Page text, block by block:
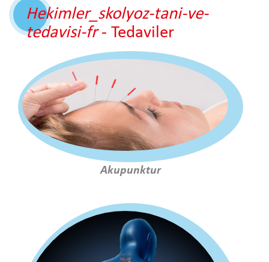
Hekimler_skolyoz-tani-ve-
tedavisi-fr- Tedaviler
Akupunktur